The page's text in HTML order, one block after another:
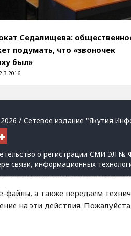
Седалищева:
подумать, что «звоночек
был»
/ Сетевое издание
о регистрации СМИ ЭЛ №
связи, информационных
редакции может не совпадать с
материалов
обработки персональных данных
а также передаем
на эти действия.